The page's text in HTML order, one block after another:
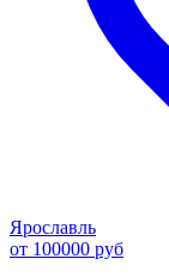
Ярославль
от 100000 руб